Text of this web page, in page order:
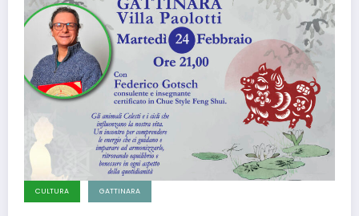
CULTURA GATTINARA